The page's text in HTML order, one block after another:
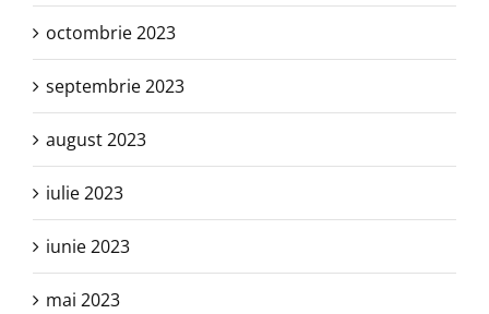
octombrie 2023
septembrie 2023
august 2023
iulie 2023
iunie 2023
mai 2023